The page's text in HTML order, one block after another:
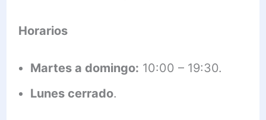
Horarios
Martes a domingo: 10:00 – 19:30.
Lunes cerrado.